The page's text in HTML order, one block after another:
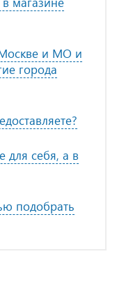
и МО и
города
для себя, а в
подобрать